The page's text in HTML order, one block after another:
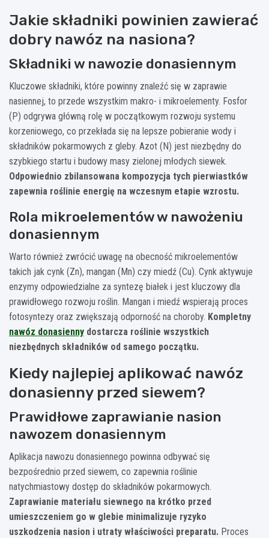
Jakie składniki powinien zawierać
dobry nawóz na nasiona?
Składniki w nawozie donasiennym
Kluczowe składniki, które powinny znaleźć się w zaprawie
nasiennej, to przede wszystkim makro- i mikroelementy. Fosfor
(P) odgrywa główną rolę w początkowym rozwoju systemu
korzeniowego, co przekłada się na lepsze pobieranie wody i
składników pokarmowych z gleby. Azot (N) jest niezbędny do
szybkiego startu i budowy masy zielonej młodych siewek.
Odpowiednio zbilansowana kompozycja tych pierwiastków
zapewnia roślinie energię na wczesnym etapie wzrostu.
Rola mikroelementów w nawożeniu
donasiennym
Warto również zwrócić uwagę na obecność mikroelementów
takich jak cynk (Zn), mangan (Mn) czy miedź (Cu). Cynk aktywuje
enzymy odpowiedzialne za syntezę białek i jest kluczowy dla
prawidłowego rozwoju roślin. Mangan i miedź wspierają proces
fotosyntezy oraz zwiększają odporność na choroby. Kompletny
nawóz donasienny dostarcza roślinie wszystkich
niezbędnych składników od samego początku.
Kiedy najlepiej aplikować nawóz
donasienny przed siewem?
Prawidłowe zaprawianie nasion
nawozem donasiennym
Aplikacja nawozu donasiennego powinna odbywać się
bezpośrednio przed siewem, co zapewnia roślinie
natychmiastowy dostęp do składników pokarmowych.
Zaprawianie materiału siewnego na krótko przed
umieszczeniem go w glebie minimalizuje ryzyko
uszkodzenia nasion i utraty właściwości preparatu. Proces